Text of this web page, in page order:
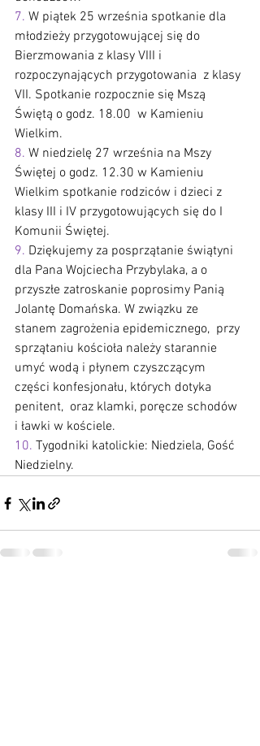
7. W piątek 25 września spotkanie dla
młodzieży przygotowującej się do
Bierzmowania z klasy VIII i
rozpoczynających przygotowania  z klasy
VII. Spotkanie rozpocznie się Mszą
Świętą o godz. 18.00  w Kamieniu
Wielkim.
8. W niedzielę 27 września na Mszy
Świętej o godz. 12.30 w Kamieniu
Wielkim spotkanie rodziców i dzieci z
klasy III i IV przygotowujących się do I
Komunii Świętej.
9. Dziękujemy za posprzątanie świątyni
dla Pana Wojciecha Przybylaka, a o
przyszłe zatroskanie poprosimy Panią
Jolantę Domańska. W związku ze
stanem zagrożenia epidemicznego,  przy
sprzątaniu kościoła należy starannie
umyć wodą i płynem czyszczącym
części konfesjonału, których dotyka
penitent,  oraz klamki, poręcze schodów
i ławki w kościele.
10. Tygodniki katolickie: Niedziela, Gość
Niedzielny.